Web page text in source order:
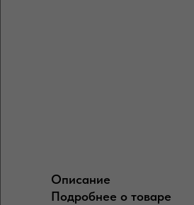
Описание
Подробнее о товаре